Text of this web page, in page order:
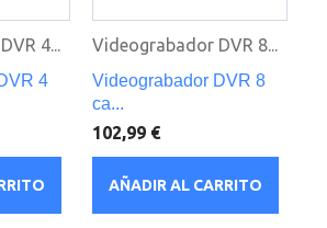
4...
4
Videograbador DVR 8...
Videograbador DVR 8
ca...
102,99 €
AÑADIR AL CARRITO